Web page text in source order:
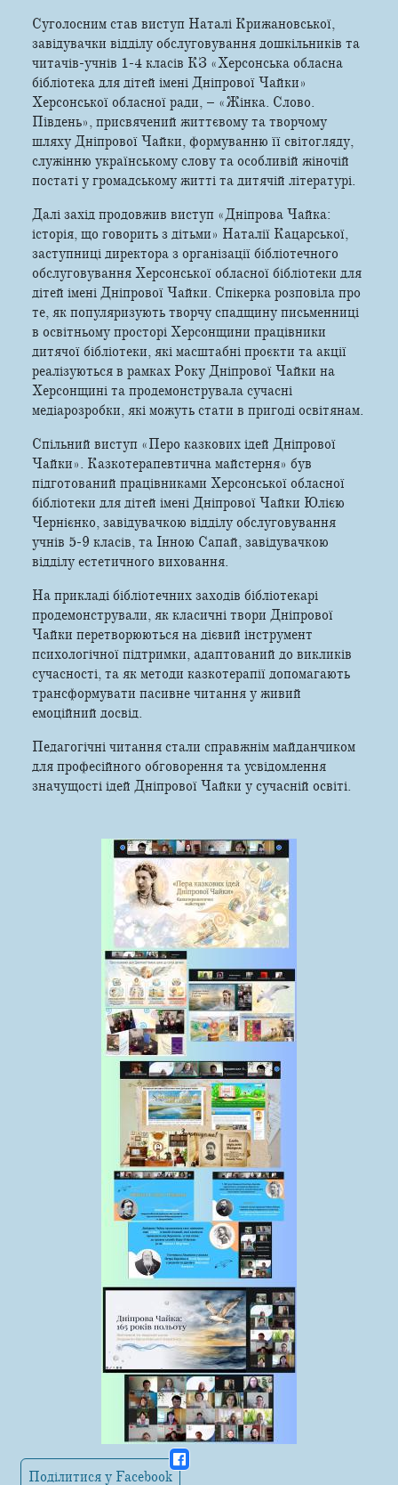
Суголосним став виступ Наталі Крижановської,
завідувачки відділу обслуговування дошкільників та
читачів-учнів 1-4 класів КЗ «Херсонська обласна
бібліотека для дітей імені Дніпрової Чайки»
Херсонської обласної ради, – «Жінка. Слово.
Південь», присвячений життєвому та творчому
шляху Дніпрової Чайки, формуванню її світогляду,
служінню українському слову та особливій жіночій
постаті у громадському житті та дитячій літературі.
Далі захід продовжив виступ «Дніпрова Чайка:
історія, що говорить з дітьми» Наталії Кацарської,
заступниці директора з організації бібліотечного
обслуговування Херсонської обласної бібліотеки для
дітей імені Дніпрової Чайки. Спікерка розповіла про
те, як популяризують творчу спадщину письменниці
в освітньому просторі Херсонщини працівники
дитячої бібліотеки, які масштабні проєкти та акції
реалізуються в рамках Року Дніпрової Чайки на
Херсонщині та продемонструвала сучасні
медіарозробки, які можуть стати в пригоді освітянам.
Спільний виступ «Перо казкових ідей Дніпрової
Чайки». Казкотерапевтична майстерня» був
підготований працівниками Херсонської обласної
бібліотеки для дітей імені Дніпрової Чайки Юлією
Чернієнко, завідувачкою відділу обслуговування
учнів 5-9 класів, та Інною Сапай, завідувачкою
відділу естетичного виховання.
На прикладі бібліотечних заходів бібліотекарі
продемонстрували, як класичні твори Дніпрової
Чайки перетворюються на дієвий інструмент
психологічної підтримки, адаптований до викликів
сучасності, та як методи казкотерапії допомагають
трансформувати пасивне читання у живий
емоційний досвід.
Педагогічні читання стали справжнім майданчиком
для професійного обговорення та усвідомлення
значущості ідей Дніпрової Чайки у сучасній освіті.
Поділитися у Facebook